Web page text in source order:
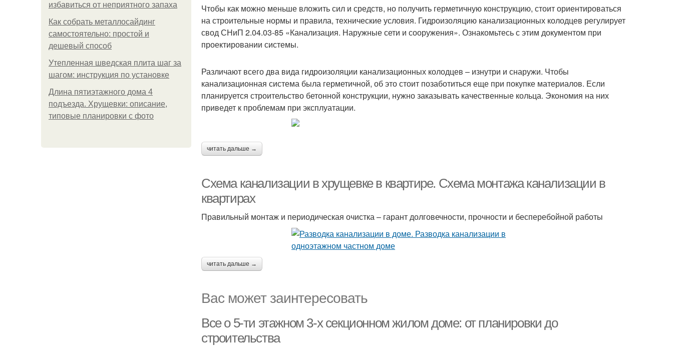
избавиться от неприятного запаха
Как собрать металлосайдинг
самостоятельно: простой и
дешевый способ
Утепленная шведская плита шаг за
шагом: инструкция по установке
Длина пятиэтажного дома 4
подъезда. Хрущевки: описание,
типовые планировки с фото
Чтобы как можно меньше вложить сил и средств, но получить герметичную конструкцию, стоит ориентироваться
на строительные нормы и правила, технические условия. Гидроизоляцию канализационных колодцев регулирует
свод СНиП 2.04.03-85 «Канализация. Наружные сети и сооружения». Ознакомьтесь с этим документом при
проектировании системы.
Различают всего два вида гидроизоляции канализационных колодцев – изнутри и снаружи. Чтобы
канализационная система была герметичной, об это стоит позаботиться еще при покупке материалов. Если
планируется строительство бетонной конструкции, нужно заказывать качественные кольца. Экономия на них
приведет к проблемам при эксплуатации.
читать дальше →
Схема канализации в хрущевке в квартире. Схема монтажа канализации в
квартирах
Правильный монтаж и периодическая очистка – гарант долговечности, прочности и бесперебойной работы
читать дальше →
Вас может заинтересовать
Все о 5-ти этажном 3-х секционном жилом доме: от планировки до
строительства